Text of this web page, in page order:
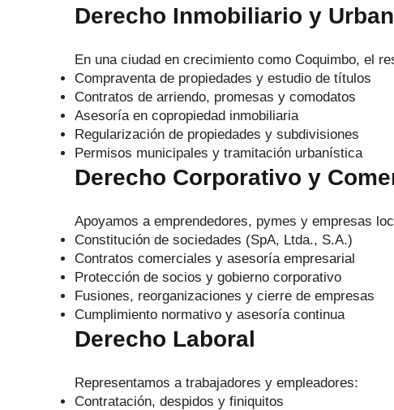
Derecho Inmobiliario y
En una ciudad en crecimiento como Coquimbo, el
Compraventa de propiedades y estudio de títulos
Contratos de arriendo, promesas y comodatos
Asesoría en copropiedad inmobiliaria
Regularización de propiedades y subdivisiones
Permisos municipales y tramitación urbanística
Derecho Corporativo y
Apoyamos a emprendedores, pymes y empresas
Constitución de sociedades (SpA, Ltda., S.A.)
Contratos comerciales y asesoría empresarial
Protección de socios y gobierno corporativo
Fusiones, reorganizaciones y cierre de empresas
Cumplimiento normativo y asesoría continua
Derecho Laboral
Representamos a trabajadores y empleadores:
Contratación, despidos y finiquitos